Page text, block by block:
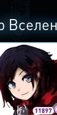
11897